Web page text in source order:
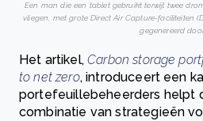
Een man die een tablet gebruikt terwijl twee
vliegen, met grote Direct Air Capture-faciliteiten
gegenereerd
Het artikel,Carbon storage
to net zero, introduceert een
portefeuillebeheerders helpt
combinatie van strategieën